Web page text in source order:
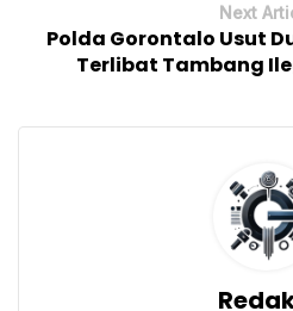
Next
Polda Gorontalo Usut
Terlibat Tambang